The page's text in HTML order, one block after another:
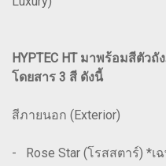
HYPTEC HT มาพร้อมสีตัว
โดยสาร 3 สี ดังนี้
สีภายนอก (Exterior)
- Rose Star (โรสสตาร์) *เ